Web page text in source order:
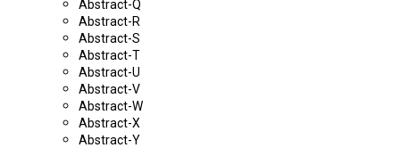
Abstract-Q
Abstract-R
Abstract-S
Abstract-T
Abstract-U
Abstract-V
Abstract-W
Abstract-X
Abstract-Y